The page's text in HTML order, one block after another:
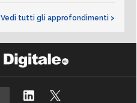
Vedi tutti gli approfondimenti >